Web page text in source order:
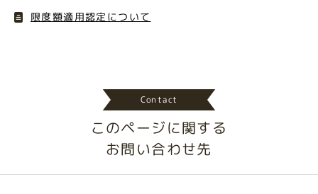
限度額適用認定について
Contact
このページに関する
お問い合わせ先